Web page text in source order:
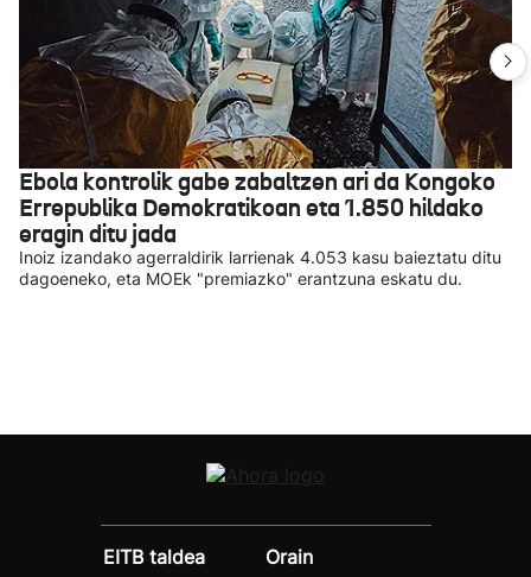
Ebola kontrolik gabe zabaltzen ari da Kongoko
Errepublika Demokratikoan eta 1.850 hildako
eragin ditu jada
Inoiz izandako agerraldirik larrienak 4.053 kasu baieztatu ditu
dagoeneko, eta MOEk "premiazko" erantzuna eskatu du.
EITB taldea
Orain